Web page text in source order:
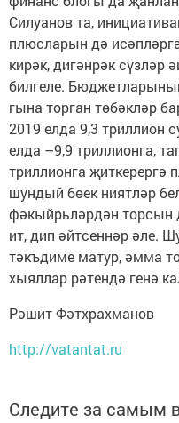
Силуанов та,
плюсларын дә
кирәк, дигәнрәк сүзләр
билгеле.
гына торган төбәкләр
2019 елда 9,3 триллион
елда –9,9 триллионга,
триллионга
шундый бөек ниятләр
фәкыйрьләрдән торсын
ит, дип әйтсеннәр әле.
тәкъдиме матур, әмма
хыяллар рәтендә генә
​Рәшит Фәтхрахманов
http://vatantat.ru
Следите за самым